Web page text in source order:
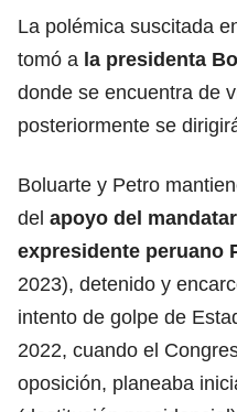
La polémica suscitada
tomó a la presidenta
donde se encuentra de
posteriormente se
Boluarte y Petro
del apoyo del
expresidente peruano
2023), detenido y
intento de golpe de
2022, cuando el
oposición, planeaba